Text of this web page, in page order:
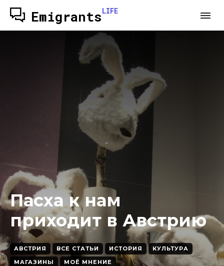
EmigrantsLIFE
Пасха к нам
приходит в Австрию
АВСТРИЯ ВСЕ СТАТЬИ ИСТОРИЯ
КУЛЬТУРА
МАГАЗИНЫ
МОЁ МНЕНИЕ